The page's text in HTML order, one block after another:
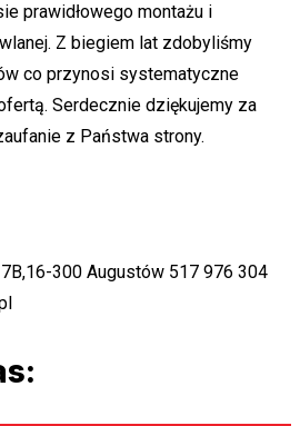
prawidłowego montażu i
Z biegiem lat zdobyliśmy
co przynosi systematyczne
Serdecznie dziękujemy za
z Państwa strony.
300 Augustów 517 976 304